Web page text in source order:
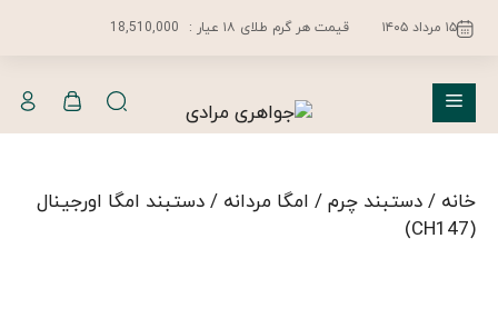
۱۵ مرداد ۱۴۰۵ قیمت هر گرم طلای ۱۸ عیار : 18,510,000
فهرست
خانه / دستبند چرم / امگا مردانه / دستبند امگا اورجینال
(CH147)